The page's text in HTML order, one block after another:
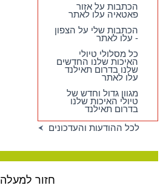
הכתבות על אזור
פאטאיה עלו לאתר
הכתבות שלי על הצפון
- עלו לאתר
כל מסלולי טיולי
האיכות שלנו החדשים
שלנו בדרום תאילנד
עלו לאתר
מגוון גדול וחדש של
טיולי האיכות שלנו
בדרום תאילנד
לכל ההודעות והעדכונים
חזור למעלה